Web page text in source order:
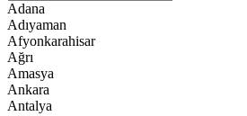
Adana
Adıyaman
Afyonkarahisar
Ağrı
Amasya
Ankara
Antalya